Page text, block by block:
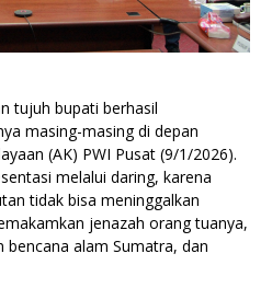
tujuh bupati berhasil
masing-masing di depan
(AK) PWI Pusat (9/1/2026).
melalui daring, karena
tidak bisa meninggalkan
jenazah orang tuanya,
alam Sumatra, dan